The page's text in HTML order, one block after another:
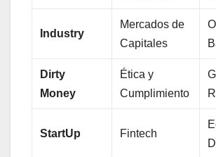
Industry
Mercados de
Capitales
Dirty
Money
Ética y
Cumplimiento
StartUp Fintech